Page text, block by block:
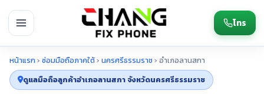
โทร
หน้าแรก › ซ่อมมือถือภาคใต้› นครศรีธรรมราช › อำเภอลานสกา
ดูแลมือถือลูกค้าอำเภอลานสกา จังหวัดนครศรีธรรมราช